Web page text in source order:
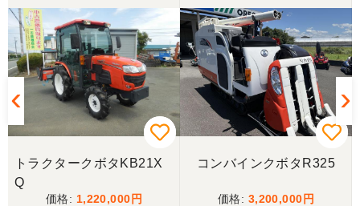
トラクタークボタKB21X
Q
1,220,000
コンバインクボタR325
3,200,000